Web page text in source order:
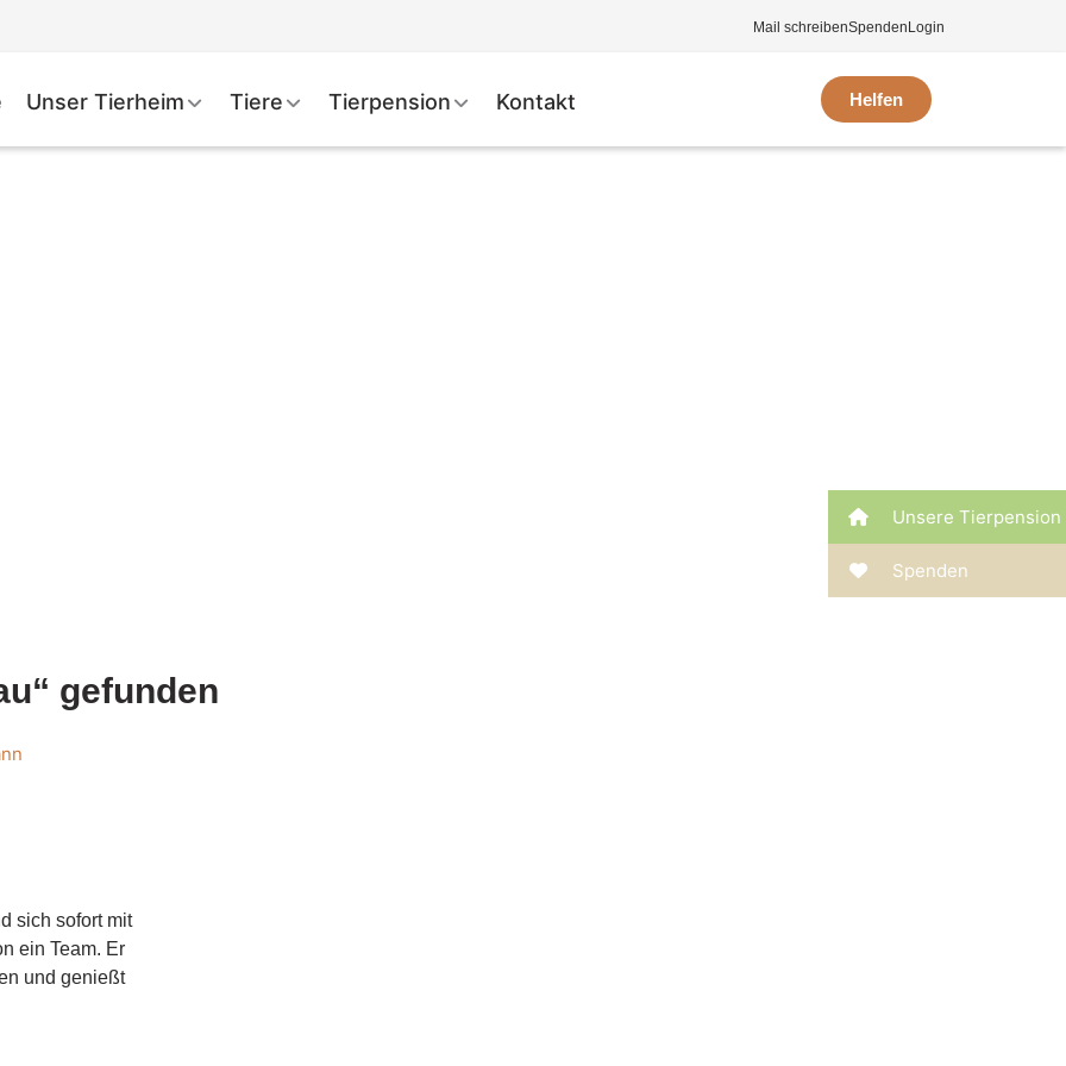
Mail schreibenSpenden Login
Unser Tierheim Tiere Tierpension Kontakt Helfen
gefunden
sich sofort mit
ein Team. Er
und genießt
Unsere Tierpension
Spenden